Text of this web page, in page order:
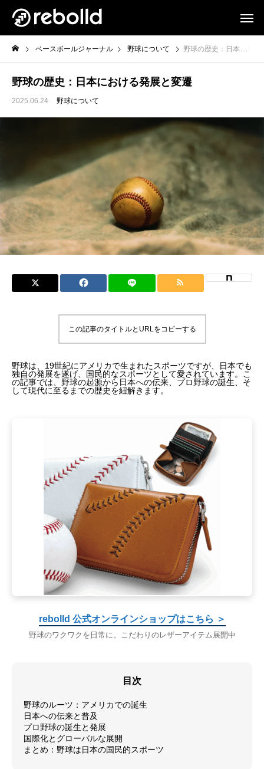
ベースボールジャーナル 野球について 野球の歴史：日本における発展と変遷
野球の歴史：日本における発展と変遷
2025.06.24 野球について
この記事のタイトルとURLをコピーする
野球は、19世紀にアメリカで生まれたスポーツですが、日本でも
独自の発展を遂げ、国民的なスポーツとして愛されています。こ
の記事では、野球の起源から日本への伝来、プロ野球の誕生、そ
して現代に至るまでの歴史を紐解きます。
rebolld 公式オンラインショップはこちら ＞
野球のワクワクを日常に。こだわりのレザーアイテム展開中
目次
野球のルーツ：アメリカでの誕生
日本への伝来と普及
プロ野球の誕生と発展
国際化とグローバルな展開
まとめ：野球は日本の国民的スポーツ